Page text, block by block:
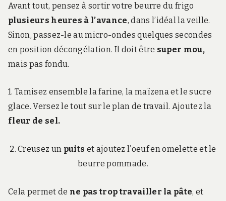
Avant tout, pensez à sortir votre beurre du frigo
plusieurs heures à l’avance, dans l’idéal la veille.
Sinon, passez-le au micro-ondes quelques secondes
en position décongélation. Il doit être super mou,
mais pas fondu.
1. Tamisez ensemble la farine, la maïzena et le sucre
glace. Versez le tout sur le plan de travail. Ajoutez la
fleur de sel.
2. Creusez un puits et ajoutez l’oeuf en omelette et le
beurre pommade.
Cela permet de ne pas trop travailler la pâte, et